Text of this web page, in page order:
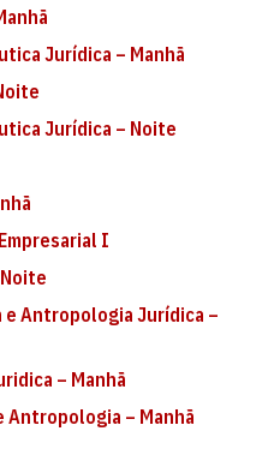
Jurídica – Manhã
Jurídica – Noite
I
Antropologia Jurídica –
– Manhã
Antropologia – Manhã